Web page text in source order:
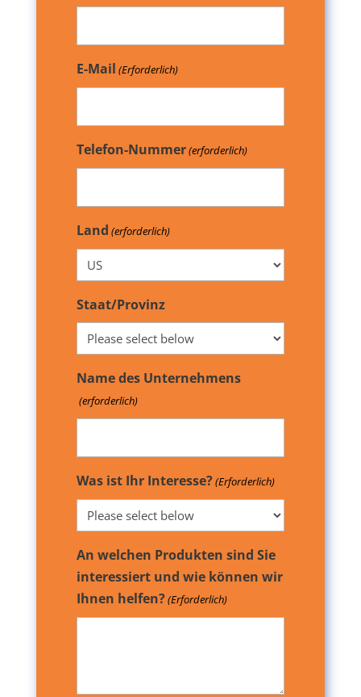
E-Mail (Erforderlich)
Telefon-Nummer(erforderlich)
Land (erforderlich)
Staat/Provinz
Name des Unternehmens
(erforderlich)
Was ist Ihr Interesse?(Erforderlich)
An welchen Produkten sind Sie
interessiert und wie können wir
Ihnen helfen?(Erforderlich)